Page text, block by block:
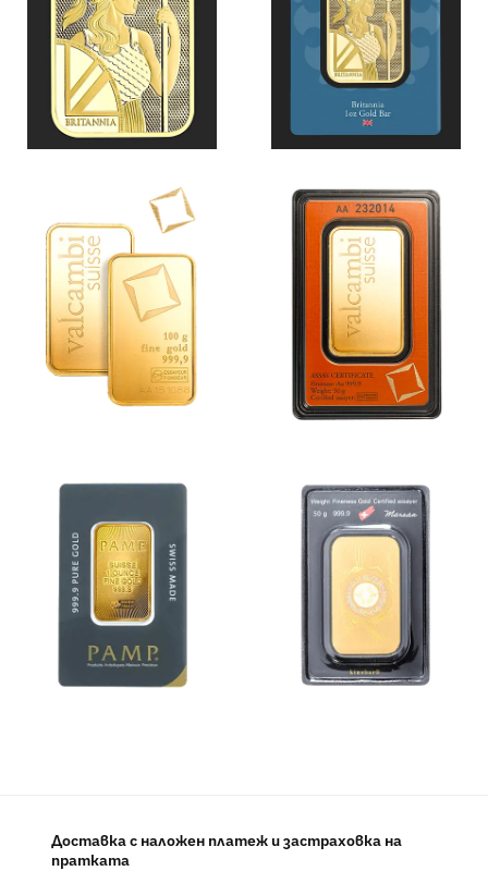
Доставка с наложен платеж и застраховка на
пратката